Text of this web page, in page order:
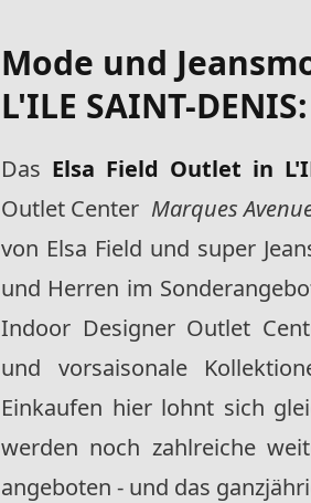
Mode und
L'ILE SAINT-DENIS:
Das Elsa Field Outlet in
Outlet Center Marques
von Elsa Field und super
und Herren im
Indoor Designer Outlet
und vorsaisonale
Einkaufen hier lohnt sich
werden noch zahlreiche
angeboten - und das